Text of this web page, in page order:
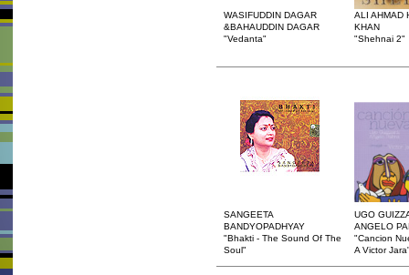
WASIFUDDIN DAGAR
&BAHAUDDIN DAGAR
"Vedanta"
ALI AHMAD
KHAN
"Shehnai 2"
SANGEETA
BANDYOPADHYAY
"Bhakti - The Sound Of The
Soul"
UGO
ANGELO
"Cancion
A Victor